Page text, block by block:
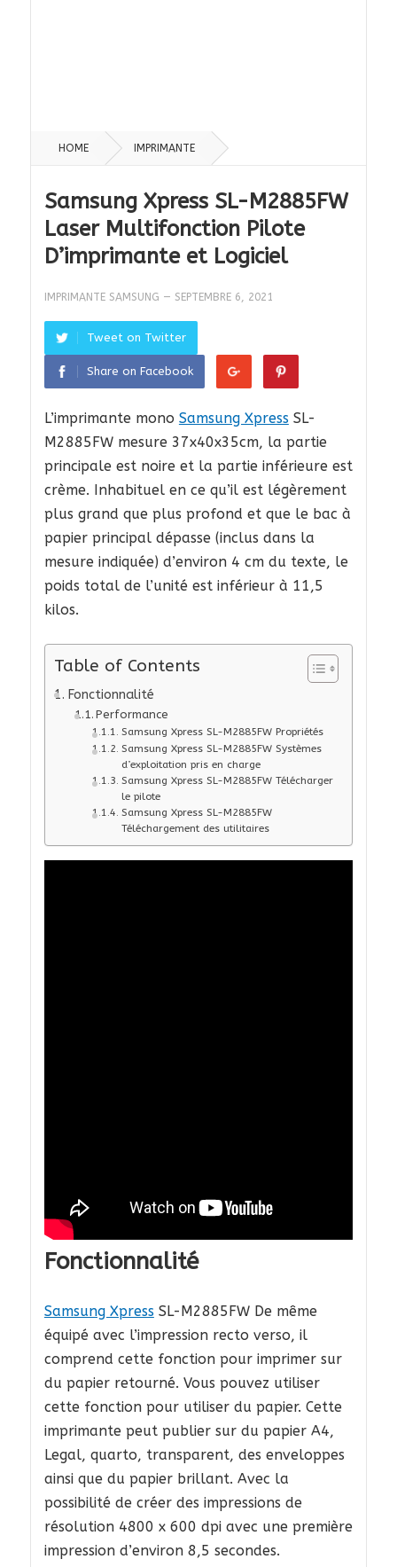
HOME IMPRIMANTE
Samsung Xpress SL-M2885FW
Laser Multifonction Pilote
D’imprimante et Logiciel
IMPRIMANTE SAMSUNG — SEPTEMBRE 6, 2021
Tweet on Twitter
Share on Facebook
L’imprimante mono Samsung XpressSL-
M2885FW mesure 37x40x35cm, la partie
principale est noire et la partie inférieure est
crème. Inhabituel en ce qu’il est légèrement
plus grand que plus profond et que le bac à
papier principal dépasse (inclus dans la
mesure indiquée) d’environ 4 cm du texte, le
poids total de l’unité est inférieur à 11,5
kilos.
Table of Contents
Fonctionnalité
Performance
Samsung Xpress SL-M2885FW Propriétés
Samsung Xpress SL-M2885FW Systèmes
d’exploitation pris en charge
Samsung Xpress SL-M2885FW Télécharger
le pilote
Samsung Xpress SL-M2885FW
Téléchargement des utilitaires
Fonctionnalité
Samsung XpressSL-M2885FW De même
équipé avec l’impression recto verso, il
comprend cette fonction pour imprimer sur
du papier retourné. Vous pouvez utiliser
cette fonction pour utiliser du papier. Cette
imprimante peut publier sur du papier A4,
Legal, quarto, transparent, des enveloppes
ainsi que du papier brillant. Avec la
possibilité de créer des impressions de
résolution 4800 x 600 dpi avec une première
impression d’environ 8,5 secondes.